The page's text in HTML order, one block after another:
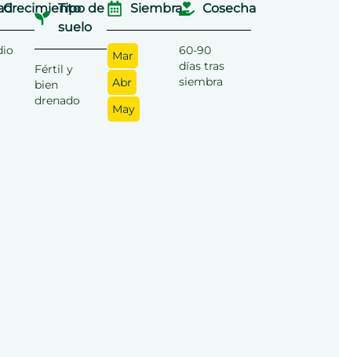
CrecimientoTipo de
suelo
Fértil y
bien
drenado
Siembra
Mar
Abr
May
Cosecha
60-90
días tras
siembra